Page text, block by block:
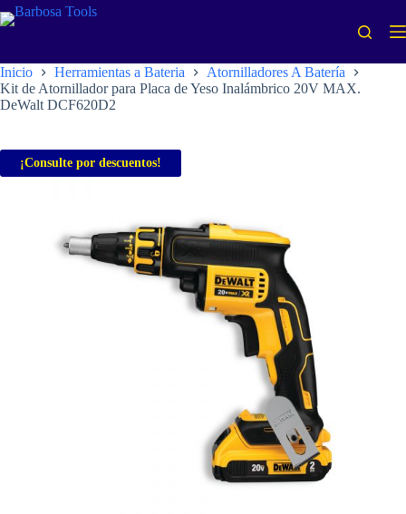
Saltar
al
Inicio Herramientas a Bateria
Atornilladores A Batería
Kit de Atornillador para Placa de Yeso Inalámbrico 20V MAX.
DeWalt DCF620D2
¡Consulte por descuentos!